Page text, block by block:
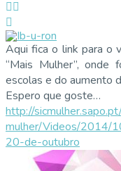
Aqui fica o link para o
“Mais Mulher”,
escolas e do aumento
Espero que goste…
http://
mulher/Videos/2014/
20-de-outubro